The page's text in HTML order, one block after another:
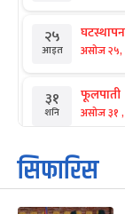
२५
आइत असोज २५,
३१
शनि
फूलपाती
असोज ३१
१
आइत
कार्तिक
कार्तिक १,
सिफारिस